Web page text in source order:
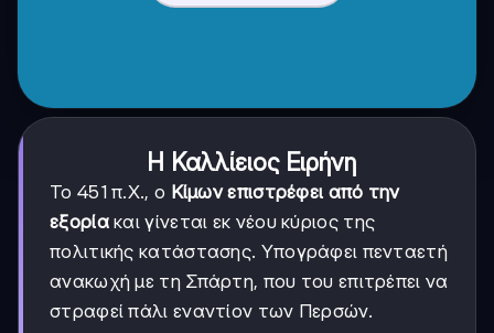
Η Καλλίειος Ειρήνη
Το 451 π.Χ., ο Κίμων επιστρέφει από την
εξορίακαι γίνεται εκ νέου κύριος της
πολιτικής κατάστασης. Υπογράφει πενταετή
ανακωχή με τη Σπάρτη, που του επιτρέπει να
στραφεί πάλι εναντίον των Περσών.